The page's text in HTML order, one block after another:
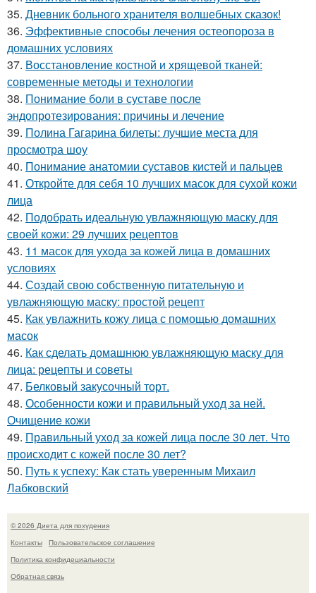
35. Дневник больного хранителя волшебных сказок!
36. Эффективные способы лечения остеопороза в
домашних условиях
37. Восстановление костной и хрящевой тканей:
современные методы и технологии
38. Понимание боли в суставе после
эндопротезирования: причины и лечение
39. Полина Гагарина билеты: лучшие места для
просмотра шоу
40. Понимание анатомии суставов кистей и пальцев
41. Откройте для себя 10 лучших масок для сухой кожи
лица
42. Подобрать идеальную увлажняющую маску для
своей кожи: 29 лучших рецептов
43. 11 масок для ухода за кожей лица в домашних
условиях
44. Создай свою собственную питательную и
увлажняющую маску: простой рецепт
45. Как увлажнить кожу лица с помощью домашних
масок
46. Как сделать домашнюю увлажняющую маску для
лица: рецепты и советы
47. Белковый закусочный торт.
48. Особенности кожи и правильный уход за ней.
Очищение кожи
49. Правильный уход за кожей лица после 30 лет. Что
происходит с кожей после 30 лет?
50. Путь к успеху: Как стать уверенным Михаил
Лабковский
© 2026 Диета для похудения
Контакты
Пользовательское соглашение
Политика конфидециальности
Обратная связь